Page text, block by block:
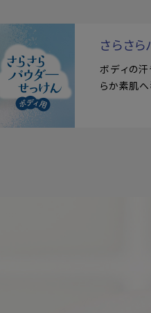
さらさ
ボディの
らか素肌へ